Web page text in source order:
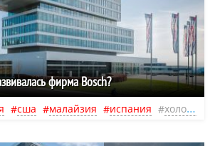
фирма Bosch?
сша малайзия испания холодильник